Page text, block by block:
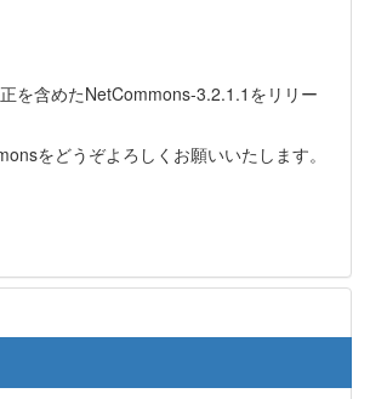
を含めたNetCommons-3.2.1.1をリリー
をどうぞよろしくお願いいたします。